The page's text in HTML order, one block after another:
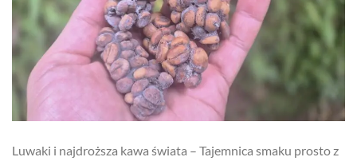
Luwaki i najdroższa kawa świata – Tajemnica smaku prosto z